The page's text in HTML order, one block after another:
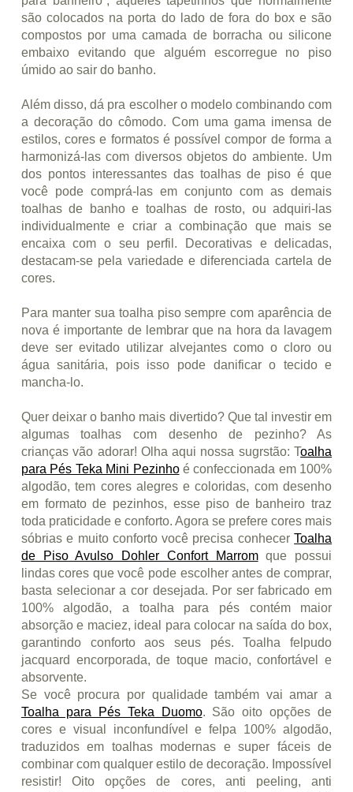
são colocados na porta do lado de fora do box e são
compostos por uma camada de borracha ou silicone
embaixo evitando que alguém escorregue no piso
úmido ao sair do banho.
Além disso, dá pra escolher o modelo combinando com
a decoração do cômodo. Com uma gama imensa de
estilos, cores e formatos é possível compor de forma a
harmonizá-las com diversos objetos do ambiente. Um
dos pontos interessantes das toalhas de piso é que
você pode comprá-las em conjunto com as demais
toalhas de banho e toalhas de rosto, ou adquiri-las
individualmente e criar a combinação que mais se
encaixa com o seu perfil. Decorativas e delicadas,
destacam-se pela variedade e diferenciada cartela de
cores.
Para manter sua toalha piso sempre com aparência de
nova é importante de lembrar que na hora da lavagem
deve ser evitado utilizar alvejantes como o cloro ou
água sanitária, pois isso pode danificar o tecido e
mancha-lo.
Quer deixar o banho mais divertido? Que tal investir em
algumas toalhas com desenho de pezinho? As
crianças vão adorar! Olha aqui nossa sugrstão: Toalha
para Pés Teka Mini Pezinhoé confeccionada em 100%
algodão, tem cores alegres e coloridas, com desenho
em formato de pezinhos, esse piso de banheiro traz
toda praticidade e conforto. Agora se prefere cores mais
sóbrias e muito conforto você precisa conhecerToalha
de Piso Avulso Dohler Confort Marromque possui
lindas cores que você pode escolher antes de comprar,
basta selecionar a cor desejada. Por ser fabricado em
100% algodão, a toalha para pés contém maior
absorção e maciez, ideal para colocar na saída do box,
garantindo conforto aos seus pés. Toalha felpudo
jacquard encorporada, de toque macio, confortável e
absorvente.
Se você procura por qualidade também vai amar a
Toalha para Pés Teka Duomo. São oito opções de
cores e visual inconfundível e felpa 100% algodão,
traduzidos em toalhas modernas e super fáceis de
combinar com qualquer estilo de decoração. Impossível
resistir! Oito opções de cores, anti peeling, anti